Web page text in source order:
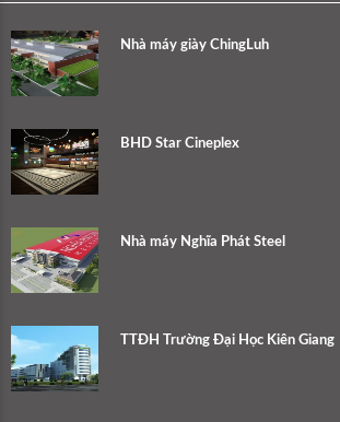
Nhà máy giày ChingLuh
BHD Star Cineplex
Nhà máy Nghĩa Phát Steel
TTĐH Trường Đại Học Kiên Giang